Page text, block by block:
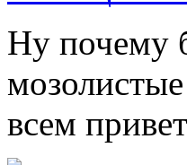
Ну почему
всем